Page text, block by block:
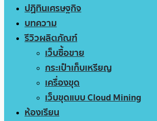
ปฏิทินเศรษฐกิจ
บทความ
รีวิวผลิตภัณฑ์
เว็บซื้อขาย
กระเป๋าเก็บเหรียญ
เครื่องขุด
เว็บขุดแบบ Cloud Mining
ห้องเรียน